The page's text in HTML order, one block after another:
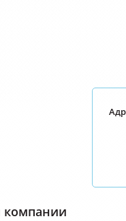
компании